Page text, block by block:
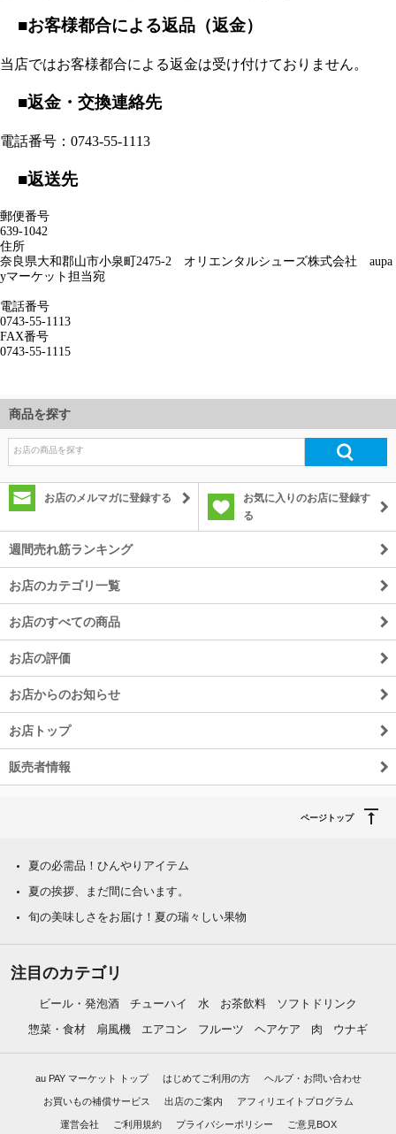
0743-55-1113
FAX番号
商品を探す
お店のメルマガに登録する
お気に入りのお店に登録す
る
週間売れ筋ランキング
お店のカテゴリ一覧
お店のすべての商品
お店の評価
お店からのお知らせ
お店トップ
販売者情報
ページトップ
夏の必需品！ひんやりアイテム
夏の挨拶、まだ間に合います。
旬の美味しさをお届け！夏の瑞々しい果物
注目のカテゴリ
ビール・発泡酒 チューハイ 水 お茶飲料
ソフトドリンク
惣菜・食材
扇風機 エアコン フルーツ ヘアケア 肉 ウナギ
au PAY マーケット トップ はじめてご利用の方 ヘルプ・お問い合わせ
お買いもの補償サービス 出店のご案内 アフィリエイトプログラム
運営会社 ご利用規約 プライバシーポリシー ご意見BOX